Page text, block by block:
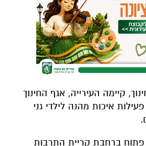
קיימה העירייה, אגף החינוך
ב', 31.3.25, פעילות איכות מהנה לילדי גני
ברחבת קריית התרבות